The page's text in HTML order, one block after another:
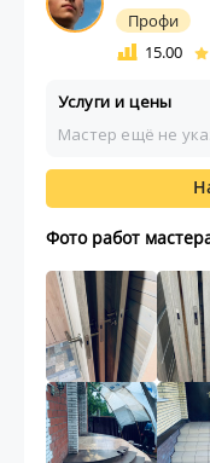
Профи
15.00
Услуги и цены
Мастер ещё не
Фото работ